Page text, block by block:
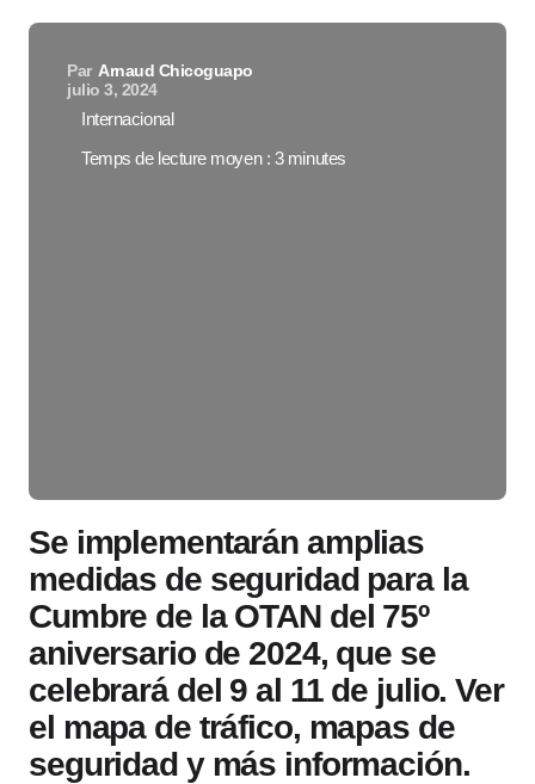
Par Arnaud Chicoguapo
julio 3, 2024
Internacional
Temps de lecture moyen : 3 minutes
Se implementarán amplias
medidas de seguridad para la
Cumbre de la OTAN del 75º
aniversario de 2024, que se
celebrará del 9 al 11 de julio. Ver
el mapa de tráfico, mapas de
seguridad y más información.